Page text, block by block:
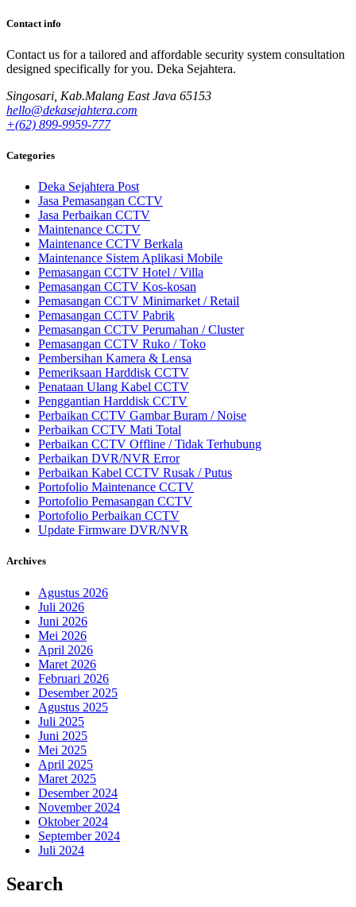
Contact info
Contact us for a tailored and affordable security system consultation
designed specifically for you. Deka Sejahtera.
Singosari, Kab.Malang East Java 65153
hello@dekasejahtera.com
+(62) 899-9959-777
Categories
Deka Sejahtera Post
Jasa Pemasangan CCTV
Jasa Perbaikan CCTV
Maintenance CCTV
Maintenance CCTV Berkala
Maintenance Sistem Aplikasi Mobile
Pemasangan CCTV Hotel / Villa
Pemasangan CCTV Kos-kosan
Pemasangan CCTV Minimarket / Retail
Pemasangan CCTV Pabrik
Pemasangan CCTV Perumahan / Cluster
Pemasangan CCTV Ruko / Toko
Pembersihan Kamera & Lensa
Pemeriksaan Harddisk CCTV
Penataan Ulang Kabel CCTV
Penggantian Harddisk CCTV
Perbaikan CCTV Gambar Buram / Noise
Perbaikan CCTV Mati Total
Perbaikan CCTV Offline / Tidak Terhubung
Perbaikan DVR/NVR Error
Perbaikan Kabel CCTV Rusak / Putus
Portofolio Maintenance CCTV
Portofolio Pemasangan CCTV
Portofolio Perbaikan CCTV
Update Firmware DVR/NVR
Archives
Agustus 2026
Juli 2026
Juni 2026
Mei 2026
April 2026
Maret 2026
Februari 2026
Desember 2025
Agustus 2025
Juli 2025
Juni 2025
Mei 2025
April 2025
Maret 2025
Desember 2024
November 2024
Oktober 2024
September 2024
Juli 2024
Search